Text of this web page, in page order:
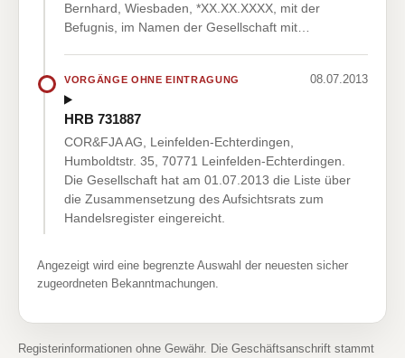
Bernhard, Wiesbaden, *XX.XX.XXXX, mit der
Befugnis, im Namen der Gesellschaft mit…
VORGÄNGE OHNE EINTRAGUNG 08.07.2013
HRB 731887
COR&FJA AG, Leinfelden-Echterdingen,
Humboldtstr. 35, 70771 Leinfelden-Echterdingen.
Die Gesellschaft hat am 01.07.2013 die Liste über
die Zusammensetzung des Aufsichtsrats zum
Handelsregister eingereicht.
Angezeigt wird eine begrenzte Auswahl der neuesten sicher
zugeordneten Bekanntmachungen.
Registerinformationen ohne Gewähr. Die Geschäftsanschrift stammt